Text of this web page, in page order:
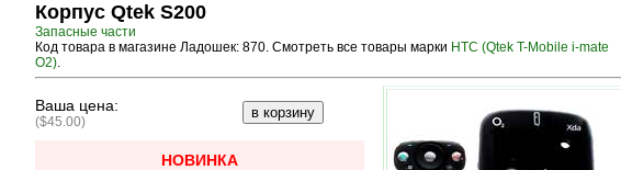
Корпус Qtek S200
Запасные части
Код товара в магазине Ладошек: 870. Смотреть все товары марки HTC (Qtek T-Mobile i-mate
O2).
Ваша цена:
($45.00)
НОВИНКА